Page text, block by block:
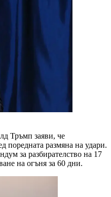
Тръмп заяви, че
поредната размяна на удари.
за разбирателство на 17
на огъня за 60 дни.